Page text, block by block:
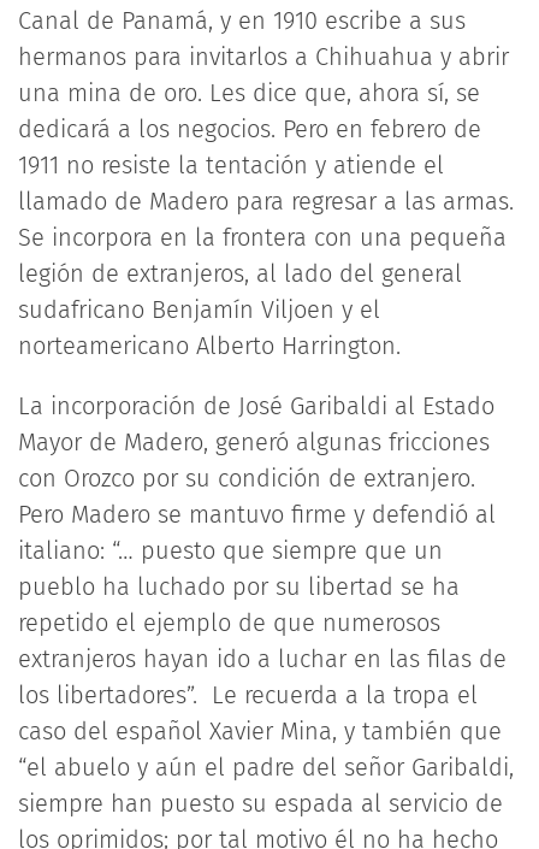
Canal de Panamá, y en 1910 escribe a sus
hermanos para invitarlos a Chihuahua y abrir
una mina de oro. Les dice que, ahora sí, se
dedicará a los negocios. Pero en febrero de
1911 no resiste la tentación y atiende el
llamado de Madero para regresar a las armas.
Se incorpora en la frontera con una pequeña
legión de extranjeros, al lado del general
sudafricano Benjamín Viljoen y el
norteamericano Alberto Harrington.
La incorporación de José Garibaldi al Estado
Mayor de Madero, generó algunas fricciones
con Orozco por su condición de extranjero.
Pero Madero se mantuvo firme y defendió al
italiano: “… puesto que siempre que un
pueblo ha luchado por su libertad se ha
repetido el ejemplo de que numerosos
extranjeros hayan ido a luchar en las filas de
los libertadores”. Le recuerda a la tropa el
caso del español Xavier Mina, y también que
“el abuelo y aún el padre del señor Garibaldi,
siempre han puesto su espada al servicio de
los oprimidos; por tal motivo él no ha hecho